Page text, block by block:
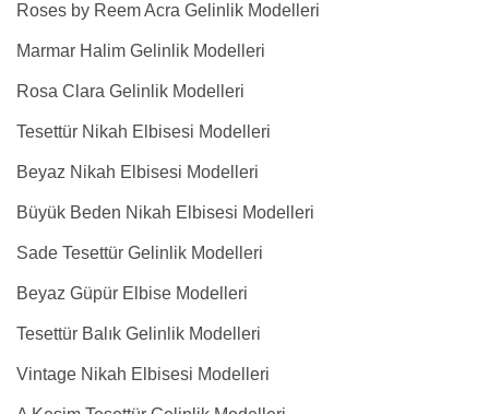
Roses by Reem Acra Gelinlik Modelleri
Marmar Halim Gelinlik Modelleri
Rosa Clara Gelinlik Modelleri
Tesettür Nikah Elbisesi Modelleri
Beyaz Nikah Elbisesi Modelleri
Büyük Beden Nikah Elbisesi Modelleri
Sade Tesettür Gelinlik Modelleri
Beyaz Güpür Elbise Modelleri
Tesettür Balık Gelinlik Modelleri
Vintage Nikah Elbisesi Modelleri